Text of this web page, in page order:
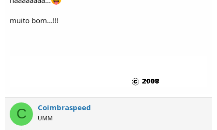
muito bom...!!!
C Coimbraspeed
UMM